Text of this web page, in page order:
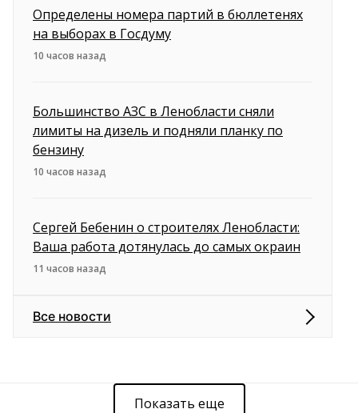
Определены номера партий в бюллетенях
на выборах в Госдуму
10 часов назад
Большинство АЗС в Ленобласти сняли
лимиты на дизель и подняли планку по
бензину
10 часов назад
Сергей Бебенин о строителях Ленобласти:
Ваша работа дотянулась до самых окраин
11 часов назад
Все новости
Показать еще